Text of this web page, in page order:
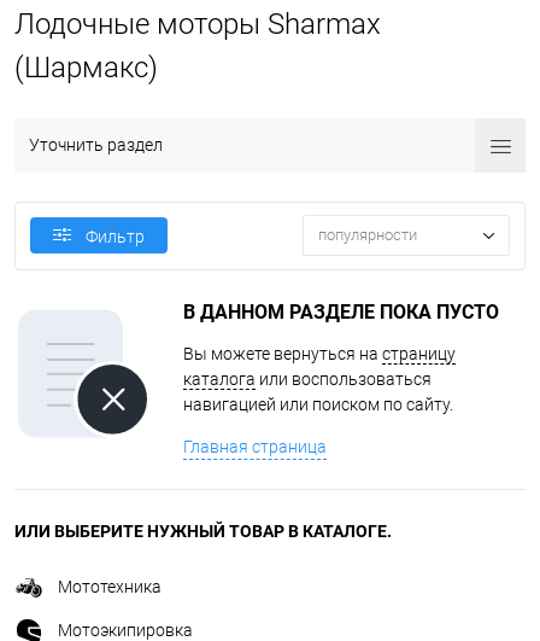
Лодочные моторы Sharmax
(Шармакс)
Уточнить раздел
Фильтр популярности
В ДАННОМ РАЗДЕЛЕ ПОКА ПУСТО
Вы можете вернуться на страницу
каталога или воспользоваться
навигацией или поиском по сайту.
Главная страница
ИЛИ ВЫБЕРИТЕ НУЖНЫЙ ТОВАР В КАТАЛОГЕ.
Мототехника
Мотоэкипировка